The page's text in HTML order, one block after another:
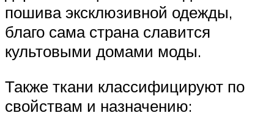
пошива эксклюзивной одежды,
благо сама страна славится
культовыми домами моды.
Также ткани классифицируют по
свойствам и назначению: